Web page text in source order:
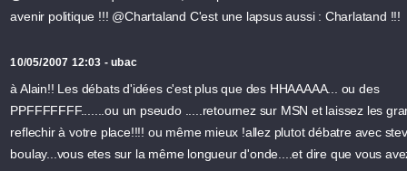
avenir politique !!! @Chartaland C'est une lapsus aussi : Charlatand !!!
10/05/2007 12:03 - ubac
à Alain!! Les débats d'idées c'est plus que des HHAAAAA... ou des
PPFFFFFFF.......ou un pseudo .....retournez sur MSN et laissez les
reflechir à votre place!!!! ou même mieux !allez plutot débatre avec
boulay...vous etes sur la même longueur d'onde....et dire que vous